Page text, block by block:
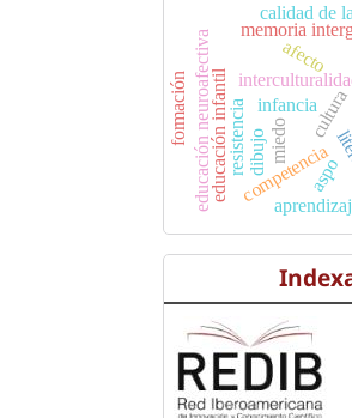
infanciacultura
competencia
miedo
educación infantil
educación neuroafectiva resistencia
memoria
afecto
calidad de
aspo
dibujo
formación